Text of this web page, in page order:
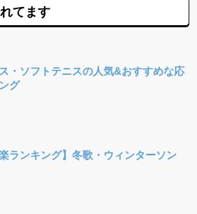
てます
・ソフトテニスの人気&おすすめな応
グ
楽ランキング】冬歌・ウィンターソン